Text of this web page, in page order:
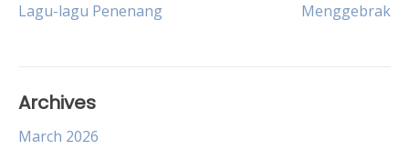
Lagu-lagu Penenang
Menggebrak
Archives
March 2026